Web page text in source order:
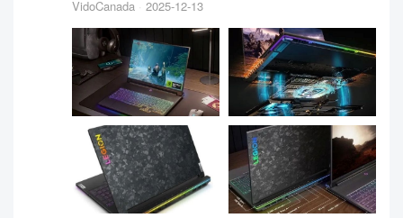
VidoCanada
2025-12-13